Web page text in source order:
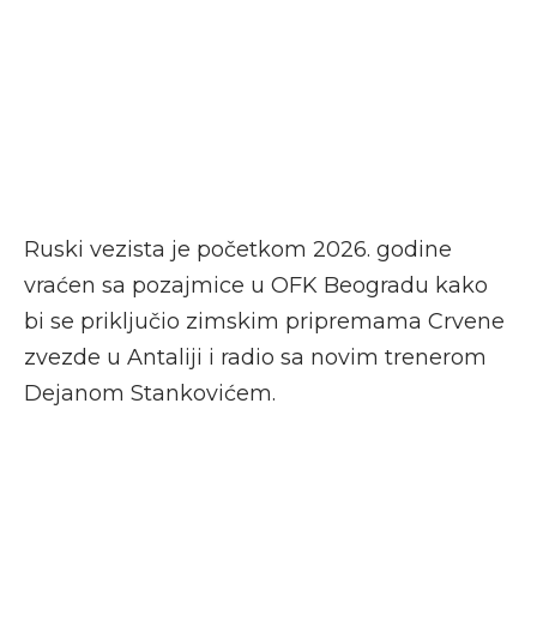
Ruski vezista je početkom 2026. godine
vraćen sa pozajmice u OFK Beogradu kako
bi se priključio zimskim pripremama Crvene
zvezde u Antaliji i radio sa novim trenerom
Dejanom Stankovićem.